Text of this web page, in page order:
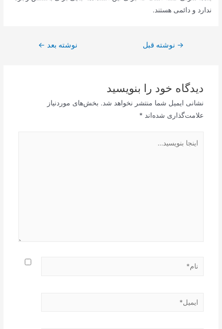
ندارد و دائمی هستند.
راهبری→ نوشته قبل نوشته بعد ←
دیدگاه‌ خود را بنویسید
نشانی ایمیل شما منتشر نخواهد شد. بخش‌های موردنیاز
علامت‌گذاری شده‌اند *
بنویسید…
نام*
ایمیل*